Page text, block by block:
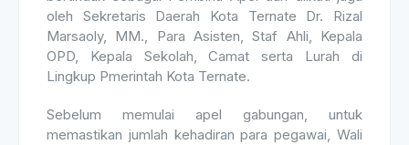
oleh Sekretaris Daerah Kota Ternate Dr. Rizal
Marsaoly, MM., Para Asisten, Staf Ahli, Kepala
OPD, Kepala Sekolah, Camat serta Lurah di
Lingkup Pmerintah Kota Ternate.
Sebelum memulai apel gabungan, untuk
memastikan jumlah kehadiran para pegawai, Wali